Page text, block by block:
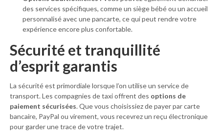
des services spécifiques, comme un siège bébé ou un accueil
personnalisé avec une pancarte, ce qui peut rendre votre
expérience encore plus confortable.
Sécurité et tranquillité
d’esprit garantis
La sécurité est primordiale lorsque l’on utilise un service de
transport. Les compagnies de taxi offrent des options de
paiement sécurisées. Que vous choisissiez de payer par carte
bancaire, PayPal ou virement, vous recevrez un reçu électronique
pour garder une trace de votre trajet.